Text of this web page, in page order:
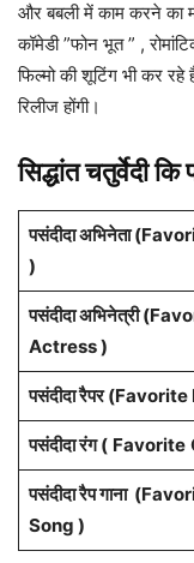
और बबली में काम करने का
कॉमेडी ”फोन भूत ” ,
फिल्मो की शूटिंग भी कर
रिलीज होंगी।
सिद्धांत चतुर्वेदी
पसंदीदा अभिनेता
)
पसंदीदा अभिनेत्री
Actress )
पसंदीदा रैपर
पसंदीदा रंग ( Favorite
पसंदीदा रैप गाना
Song )